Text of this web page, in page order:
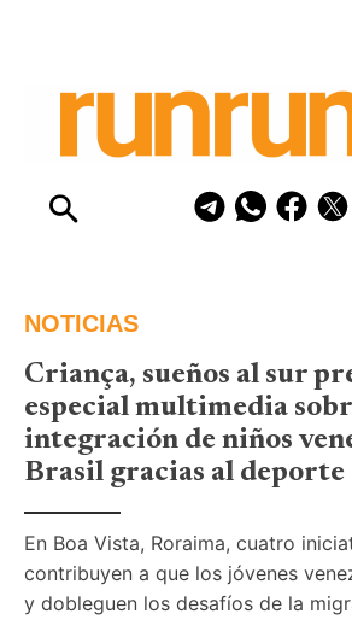
NOTICIAS
Criança, sueños al sur
especial multimedia
integración de niños
Brasil gracias al deporte
En Boa Vista, Roraima, cuatro
contribuyen a que los jóvenes
y dobleguen los desafíos de la